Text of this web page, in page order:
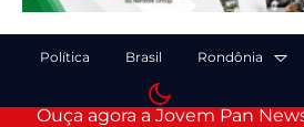
Política Brasil Rondônia
Ouça agora a Jovem Pan